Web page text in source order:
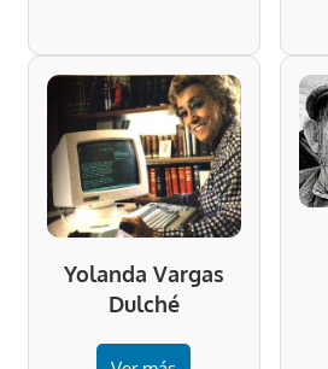
Yolanda Vargas
Dulché